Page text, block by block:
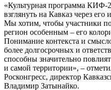
«Культурная программа КИФ-
взглянуть на Кавказ через
Мы хотим, чтобы участники
регион особенным – его
Понимание контекста и
более долгосрочных и
способны значительно
и самой территории», –
Росконгресс, директор
Владимир Затынайко.